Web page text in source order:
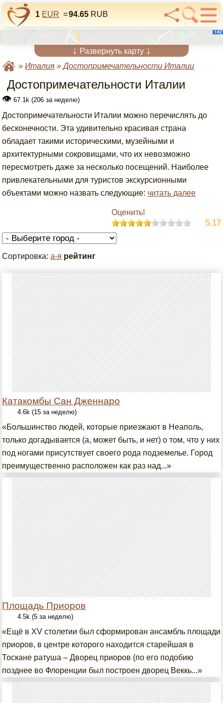
1 EUR =94.65 RUB
↓ Развернуть карту ↓
»Италия »Достопримечательности Италии
Достопримечательности Италии
👁 67.1k (206 за неделю)
Достопримечательности Италии можно перечислять до
бесконечности. Эта удивительно красивая страна
обладает такими историческими, музейными и
архитектурными сокровищами, что их невозможно
пересмотреть даже за несколько посещений. Наиболее
привлекательными для туристов экскурсионными
объектами можно назвать следующие: читать далее
Оценить!
5.17
Сортировка:а-я рейтинг
Катакомбы Сан Дженнаро
4.6k (15 за неделю)
«Большинство людей, которые приезжают в Неаполь,
только догадывается (а, может быть, и нет) о том, что у них
под ногами присутствует своего рода подземелье. Город
преимущественно расположен как раз над...»
Площадь Приоров
4.5k (5 за неделю)
«Ещё в XV столетии был сформирован ансамбль площади
приоров, в центре которого находится старейшая в
Тоскане ратуша – Дворец приоров (по его подобию
позднее во Флоренции был построен дворец Веккь...»